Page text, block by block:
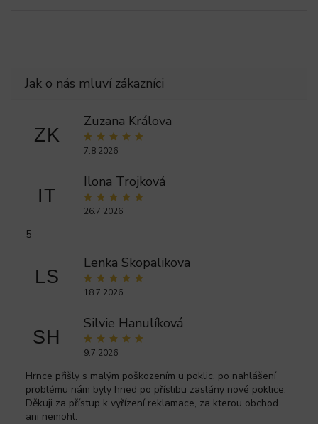
ZK
Zuzana Králova
7.8.2026
IT
Ilona Trojková
26.7.2026
5
LS
Lenka Skopalikova
18.7.2026
SH
Silvie Hanulíková
9.7.2026
Hrnce přišly s malým poškozením u poklic, po nahlášení
problému nám byly hned po příslibu zaslány nové poklice.
Děkuji za přístup k vyřízení reklamace, za kterou obchod
ani nemohl.